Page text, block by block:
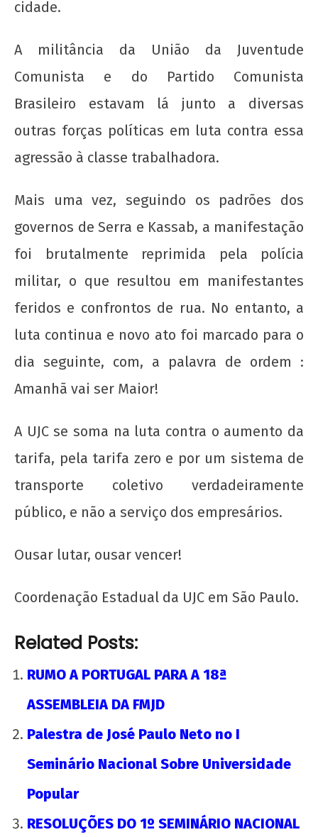
Nota Política da UJC SE - Nas eleições para o
escancara o oportunismo da majoritária da
UNE!
7 de
junho
de
2013
admin
Nota Política da UJC - PARA ALÉM DA
SUSPENSÃO: Pela revogação imediata do
"Novo" Ensino Médio!
junho
de
admin
socialismo!
de
wp-
cidade.
A militância da União da Juventude
Comunista e do Partido Comunista
Brasileiro estavam lá junto a diversas
outras forças políticas em luta contra essa
agressão à classe trabalhadora.
Mais uma vez, seguindo os padrões dos
governos de Serra e Kassab, a manifestação
foi brutalmente reprimida pela polícia
militar, o que resultou em manifestantes
feridos e confrontos de rua. No entanto, a
luta continua e novo ato foi marcado para o
dia seguinte, com, a palavra de ordem :
Amanhã vai ser Maior!
A UJC se soma na luta contra o aumento da
tarifa, pela tarifa zero e por um sistema de
transporte coletivo verdadeiramente
público, e não a serviço dos empresários.
Ousar lutar, ousar vencer!
Coordenação Estadual da UJC em São Paulo.
Related Posts:
RUMO A PORTUGAL PARA A 18ª
ASSEMBLEIA DA FMJD
Palestra de José Paulo Neto no I
Seminário Nacional Sobre Universidade
Popular
RESOLUÇÕES DO 1º SEMINÁRIO NACIONAL